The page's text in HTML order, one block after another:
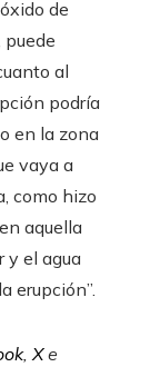
de
al
podría
en la zona
vaya a
como hizo
aquella
y el agua
erupción”.
,Xe